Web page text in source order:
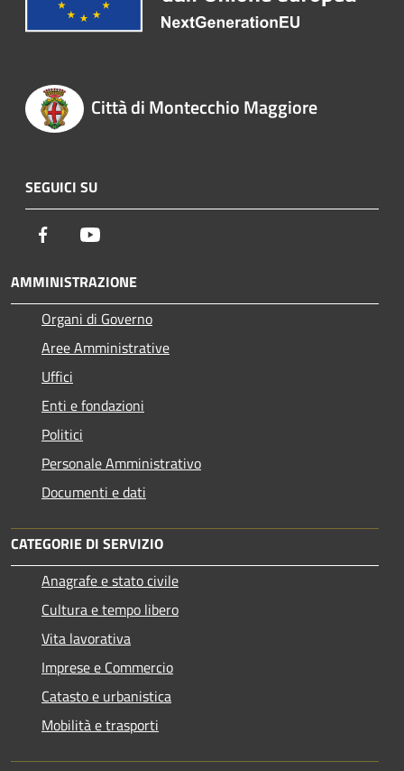
Città di Montecchio Maggiore
SEGUICI SU
Facebook
AMMINISTRAZIONE
Organi di Governo
Aree Amministrative
Uffici
Enti e fondazioni
Politici
Personale Amministrativo
Documenti e dati
CATEGORIE DI SERVIZIO
Anagrafe e stato civile
Cultura e tempo libero
Vita lavorativa
Imprese e Commercio
Catasto e urbanistica
Mobilità e trasporti